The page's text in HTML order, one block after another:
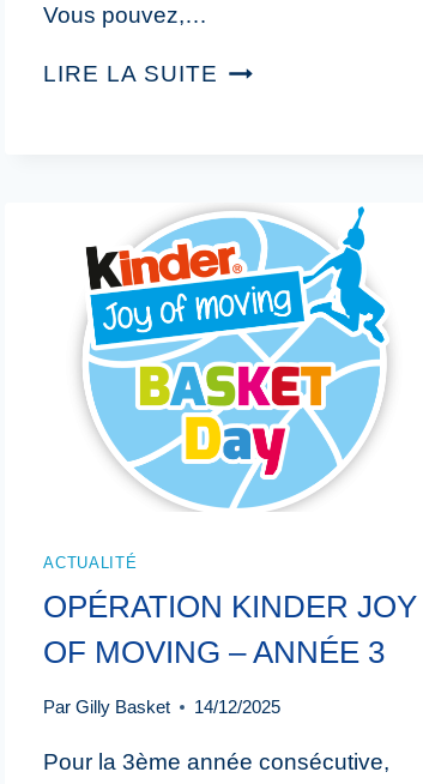
Vous pouvez,…
LIRE LA SUITE
ACTUALITÉ
OPÉRATION KINDER JOY
OF MOVING – ANNÉE 3
Par Gilly Basket 14/12/2025
Pour la 3ème année consécutive,